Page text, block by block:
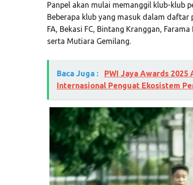
Panpel akan mulai memanggil klub-klub
Beberapa klub yang masuk dalam
FA, Bekasi FC, Bintang Kranggan,
serta Mutiara Gemilang.
Baca Juga :
PWI Jaya Awards 2025
Internasional Penguat Ekosistem